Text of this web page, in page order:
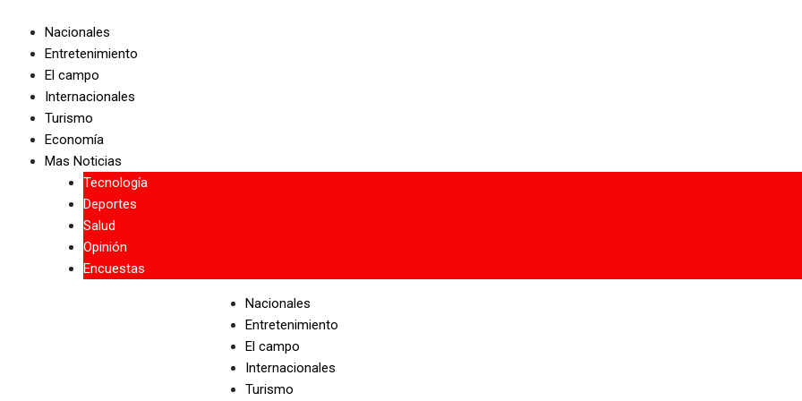
content
Nacionales
Entretenimiento
El campo
Internacionales
Turismo
Economía
Mas Noticias
Tecnología
Deportes
Salud
Opinión
Encuestas
Nacionales
Entretenimiento
El campo
Internacionales
Turismo